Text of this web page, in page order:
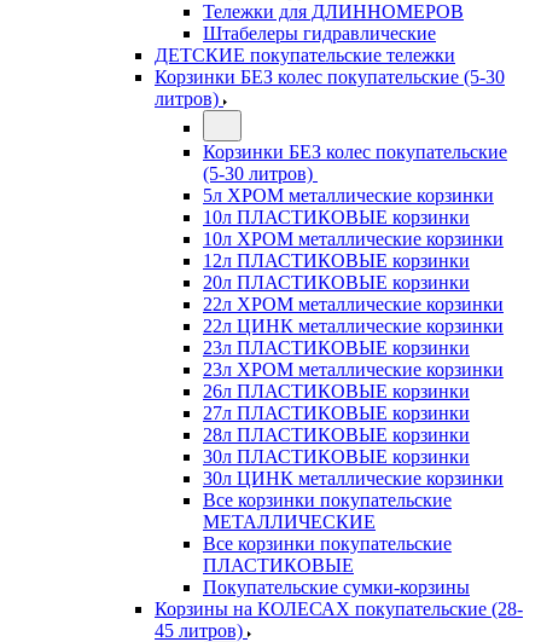
Тележки для ДЛИННОМЕРОВ
Штабелеры гидравлические
ДЕТСКИЕ покупательские тележки
Корзинки БЕЗ колес покупательские (5-30
литров)
Корзинки БЕЗ колес покупательские
(5-30 литров)
5л ХРОМ металлические корзинки
10л ПЛАСТИКОВЫЕ корзинки
10л ХРОМ металлические корзинки
12л ПЛАСТИКОВЫЕ корзинки
20л ПЛАСТИКОВЫЕ корзинки
22л ХРОМ металлические корзинки
22л ЦИНК металлические корзинки
23л ПЛАСТИКОВЫЕ корзинки
23л ХРОМ металлические корзинки
26л ПЛАСТИКОВЫЕ корзинки
27л ПЛАСТИКОВЫЕ корзинки
28л ПЛАСТИКОВЫЕ корзинки
30л ПЛАСТИКОВЫЕ корзинки
30л ЦИНК металлические корзинки
Все корзинки покупательские
МЕТАЛЛИЧЕСКИЕ
Все корзинки покупательские
ПЛАСТИКОВЫЕ
Покупательские сумки-корзины
Корзины на КОЛЕСАХ покупательские (28-
45 литров)